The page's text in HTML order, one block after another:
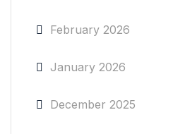
February 2026
January 2026
December 2025